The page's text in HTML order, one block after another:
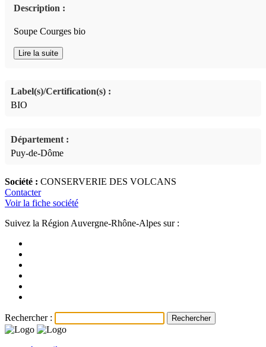
Description :
Soupe Courges bio
Lire la suite
Label(s)/Certification(s) :
BIO
Département :
Puy-de-Dôme
Société : CONSERVERIE DES VOLCANS
Contacter
Voir la fiche société
Suivez la Région Auvergne-Rhône-Alpes sur :
Rechercher :